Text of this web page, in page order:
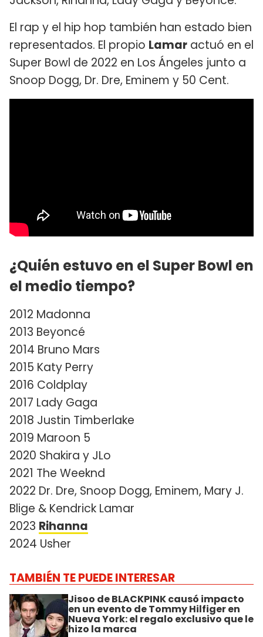
El rap y el hip hop también han estado bien
representados. El propio Lamar actuó en el
Super Bowl de 2022 en Los Ángeles junto a
Snoop Dogg, Dr. Dre, Eminem y 50 Cent.
¿Quién estuvo en el Super Bowl en
el medio tiempo?
2012 Madonna
2013 Beyoncé
2014 Bruno Mars
2015 Katy Perry
2016 Coldplay
2017 Lady Gaga
2018 Justin Timberlake
2019 Maroon 5
2020 Shakira y JLo
2021 The Weeknd
2022 Dr. Dre, Snoop Dogg, Eminem, Mary J.
Blige & Kendrick Lamar
2023 Rihanna
2024 Usher
TAMBIÉN TE PUEDE INTERESAR
Jisoo de BLACKPINK causó impacto
en un evento de Tommy Hilfiger en
Nueva York: el regalo exclusivo que le
hizo la marca